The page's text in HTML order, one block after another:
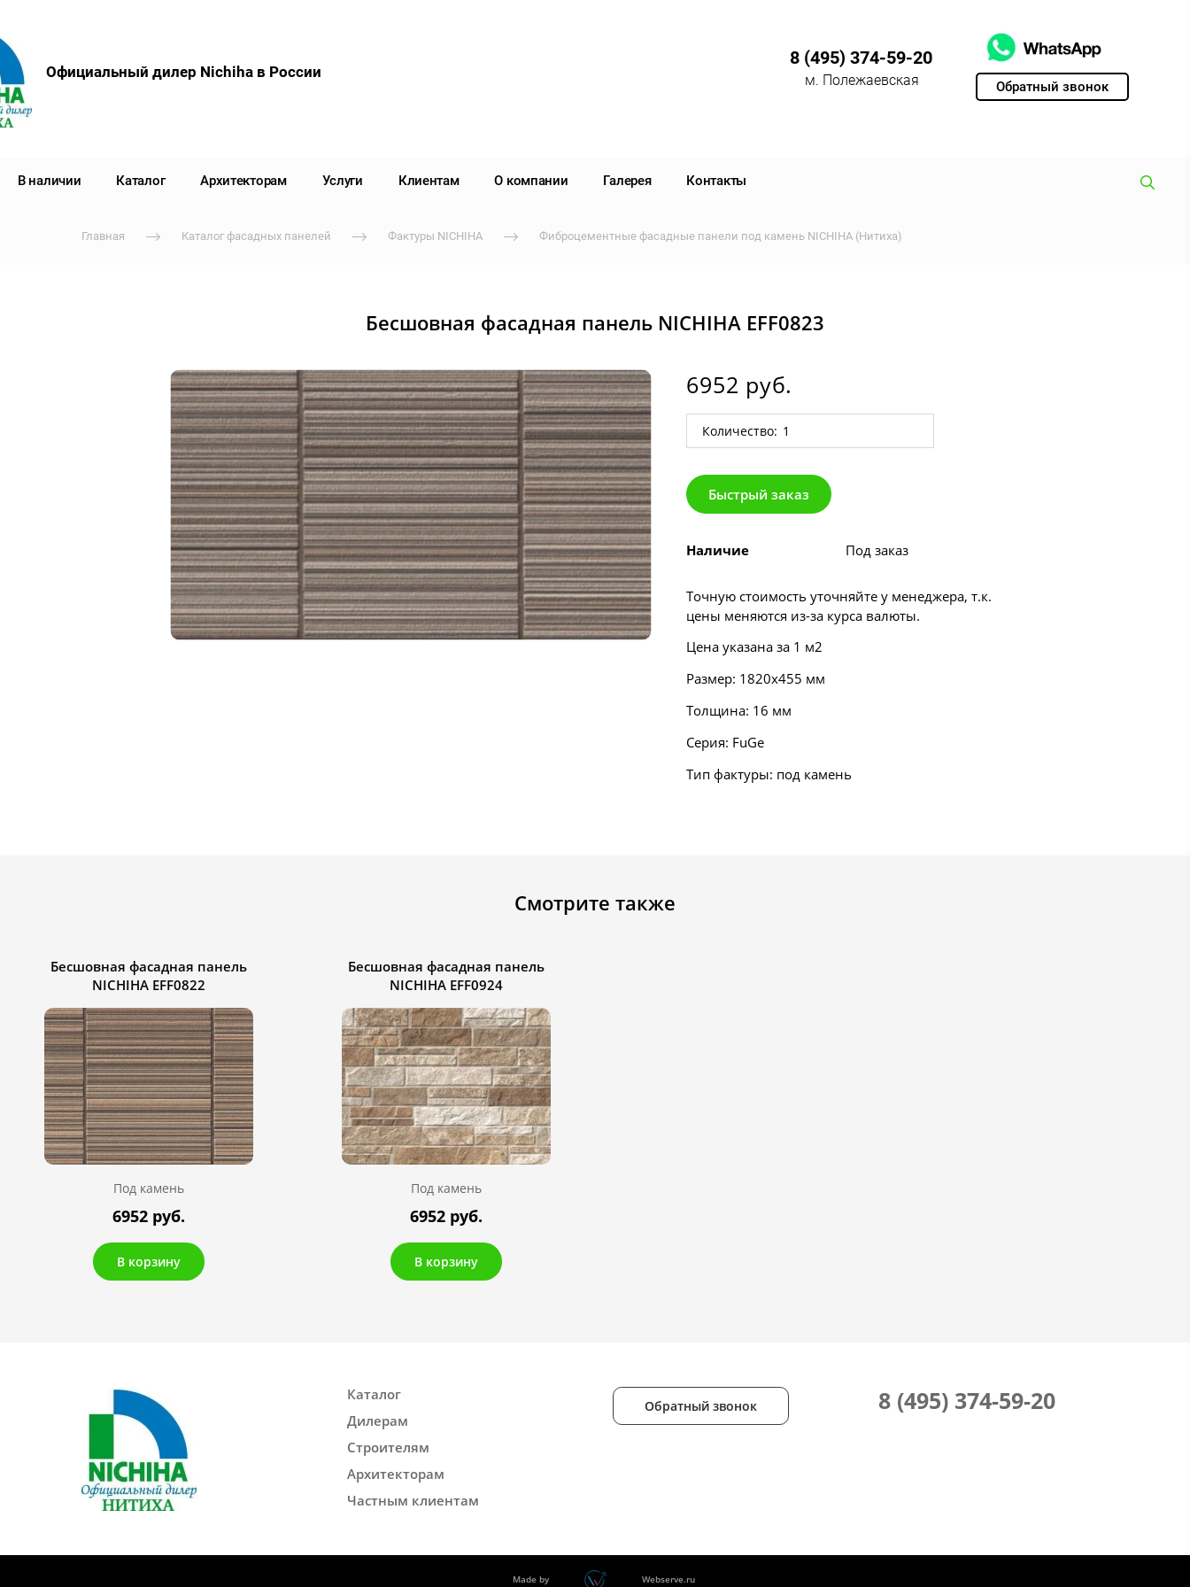
Обратный звонок
Официальный дилер Nichiha в России
8 (495) 374-59-20
м. Полежаевская
В наличии Каталог Архитекторам Услуги Клиентам О компании Галерея Контакты
Главная Каталог фасадных панелей Фактуры NICHIHA Фиброцементные фасадные панели под камень NICHIHA (Нитиха)
Бесшовная фасадная панель NICHIHA EFF0823
6952 руб.
Количество:
Быстрый заказ
Наличие Под заказ
Точную стоимость уточняйте у менеджера, т.к.
цены меняются из-за курса валюты.
Цена указана за 1 м2
Размер: 1820х455 мм
Толщина: 16 мм
Серия: FuGe
Тип фактуры: под камень
Смотрите также
Бесшовная фасадная панель
NICHIHA EFF0822
Под камень
6952 руб.
В корзину
Бесшовная фасадная панель
NICHIHA EFF0924
Под камень
6952 руб.
В корзину
Каталог
Дилерам
Строителям
Архитекторам
Частным клиентам
Обратный звонок 8 (495) 374-59-20
Made by Webserve.ru